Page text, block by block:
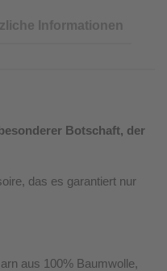
Informationen
Botschaft, der
das es garantiert nur
aus 100% Baumwolle,